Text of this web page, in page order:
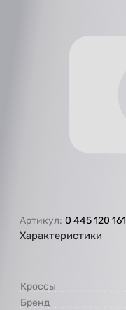
Артикул: 0 445 120 161
Характеристики
Кроссы
Бренд